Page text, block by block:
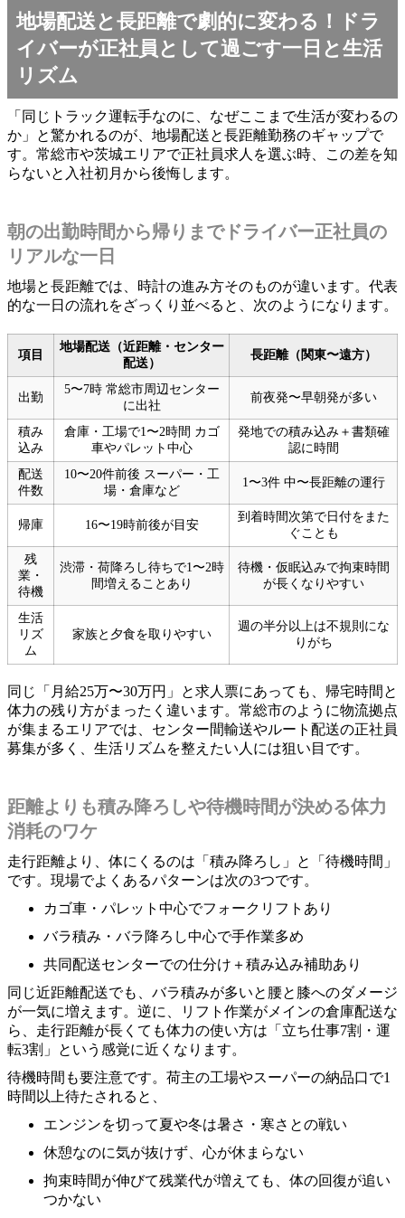
地場配送と長距離で劇的に変わる！ドラ
イバーが正社員として過ごす一日と生活
リズム
「同じトラック運転手なのに、なぜここまで生活が変わるの
か」と驚かれるのが、地場配送と長距離勤務のギャップで
す。常総市や茨城エリアで正社員求人を選ぶ時、この差を知
らないと入社初月から後悔します。
朝の出勤時間から帰りまでドライバー正社員の
リアルな一日
地場と長距離では、時計の進み方そのものが違います。代表
的な一日の流れをざっくり並べると、次のようになります。
項目
地場配送（近距離・センター
配送）
長距離（関東〜遠方）
出勤
5〜7時 常総市周辺センター
に出社
前夜発〜早朝発が多い
積み
込み
倉庫・工場で1〜2時間 カゴ
車やパレット中心
発地での積み込み＋書類確
認に時間
配送
件数
10〜20件前後 スーパー・工
場・倉庫など
1〜3件 中〜長距離の運行
帰庫 16〜19時前後が目安
到着時間次第で日付をまた
ぐことも
残
業・
待機
渋滞・荷降ろし待ちで1〜2時
間増えることあり
待機・仮眠込みで拘束時間
が長くなりやすい
生活
リズ
ム
家族と夕食を取りやすい
週の半分以上は不規則にな
りがち
同じ「月給25万〜30万円」と求人票にあっても、帰宅時間と
体力の残り方がまったく違います。常総市のように物流拠点
が集まるエリアでは、センター間輸送やルート配送の正社員
募集が多く、生活リズムを整えたい人には狙い目です。
距離よりも積み降ろしや待機時間が決める体力
消耗のワケ
走行距離より、体にくるのは「積み降ろし」と「待機時間」
です。現場でよくあるパターンは次の3つです。
カゴ車・パレット中心でフォークリフトあり
バラ積み・バラ降ろし中心で手作業多め
共同配送センターでの仕分け＋積み込み補助あり
同じ近距離配送でも、バラ積みが多いと腰と膝へのダメージ
が一気に増えます。逆に、リフト作業がメインの倉庫配送な
ら、走行距離が長くても体力の使い方は「立ち仕事7割・運
転3割」という感覚に近くなります。
待機時間も要注意です。荷主の工場やスーパーの納品口で1
時間以上待たされると、
エンジンを切って夏や冬は暑さ・寒さとの戦い
休憩なのに気が抜けず、心が休まらない
拘束時間が伸びて残業代が増えても、体の回復が追い
つかない